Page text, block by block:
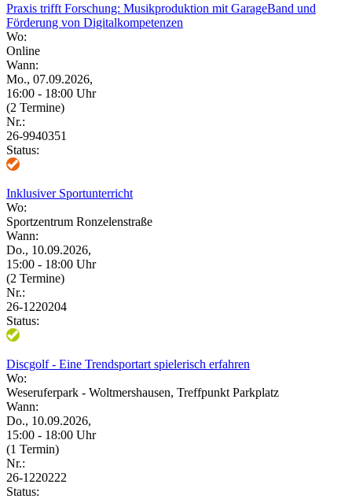
Praxis trifft Forschung: Musikproduktion mit GarageBand und
Förderung von Digitalkompetenzen
Wo:
Online
Wann:
Mo., 07.09.2026,
16:00 - 18:00 Uhr
(2 Termine)
Nr.:
26-9940351
Status:
Inklusiver Sportunterricht
Wo:
Sportzentrum Ronzelenstraße
Wann:
Do., 10.09.2026,
15:00 - 18:00 Uhr
(2 Termine)
Nr.:
26-1220204
Status:
Discgolf - Eine Trendsportart spielerisch erfahren
Wo:
Weseruferpark - Woltmershausen, Treffpunkt Parkplatz
Wann:
Do., 10.09.2026,
15:00 - 18:00 Uhr
(1 Termin)
Nr.:
26-1220222
Status: